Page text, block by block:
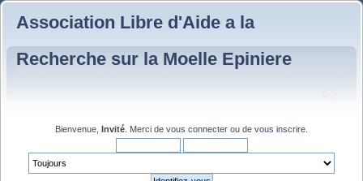
Association Libre d'Aide a la
Recherche sur la Moelle Epiniere
Bienvenue, Invité . Merci de vous connecter ou de vous inscrire